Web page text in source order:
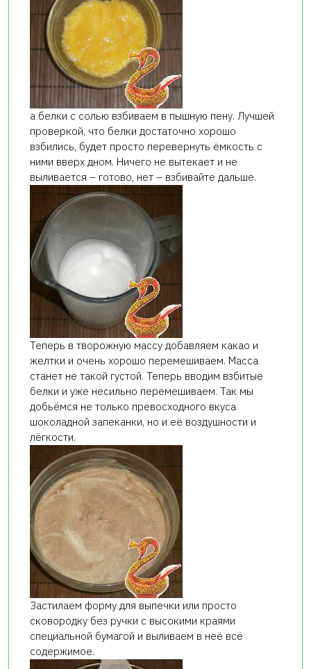
а белки с солью взбиваем в пышную пену. Лучшей
проверкой, что белки достаточно хорошо
взбились, будет просто перевернуть ёмкость с
ними вверх дном. Ничего не вытекает и не
выливается – готово, нет – взбивайте дальше.
Теперь в творожную массу добавляем какао и
желтки и очень хорошо перемешиваем. Масса
станет не такой густой. Теперь вводим взбитые
белки и уже несильно перемешиваем. Так мы
добьёмся не только превосходного вкуса
шоколадной запеканки, но и её воздушности и
лёгкости.
Застилаем форму для выпечки или просто
сковородку без ручки с высокими краями
специальной бумагой и выливаем в неё всё
содержимое.